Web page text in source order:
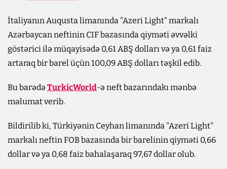
İtaliyanın Auqusta limanında "Azeri Light" markalı
Azərbaycan neftinin CIF bazasında qiyməti əvvəlki
göstərici ilə müqayisədə 0,61 ABŞ dolları və ya 0,61 faiz
artaraq bir barel üçün 100,09 ABŞ dolları təşkil edib.
Bu barədə TurkicWorld-ə neft bazarındakı mənbə
məlumat verib.
Bildirilib ki, Türkiyənin Ceyhan limanında "Azeri Light"
markalı neftin FOB bazasında bir barelinin qiyməti 0,66
dollar və ya 0,68 faiz bahalaşaraq 97,67 dollar olub.